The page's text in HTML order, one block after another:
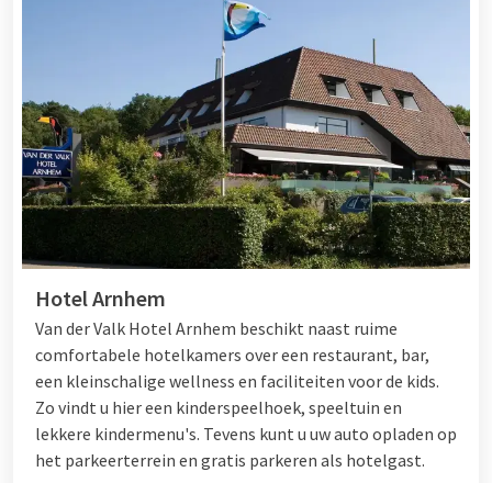
Hotel Arnhem
Van der Valk Hotel Arnhem beschikt naast ruime
comfortabele hotelkamers over een restaurant, bar,
een kleinschalige wellness en faciliteiten voor de kids.
Zo vindt u hier een kinderspeelhoek, speeltuin en
lekkere kindermenu's. Tevens kunt u uw auto opladen op
het parkeerterrein en gratis parkeren als hotelgast.